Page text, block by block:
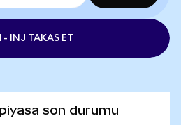
- INJ TAKAS ET
son durumu